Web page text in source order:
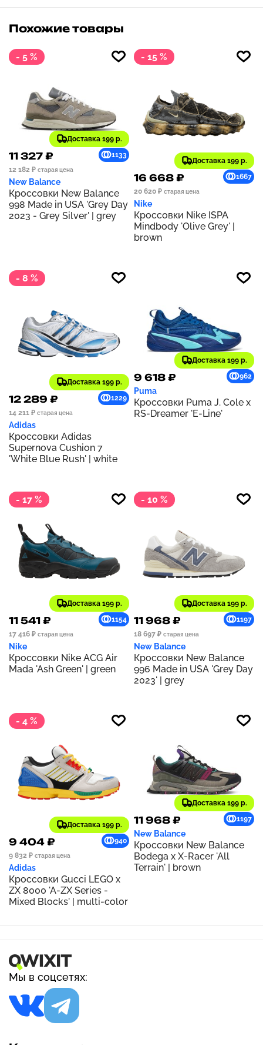
Похожие товары
- 5 %
Доставка 199 р.
11 327 ₽
1133
12 182 ₽ старая цена
New Balance
Кроссовки New Balance
998 Made in USA 'Grey Day
2023 - Grey Silver' | grey
- 15 %
Доставка 199 р.
16 668 ₽
1667
20 620 ₽ старая цена
Nike
Кроссовки Nike ISPA
Mindbody 'Olive Grey' |
brown
- 8 %
Доставка 199 р.
12 289 ₽
1229
14 211 ₽ старая цена
Adidas
Кроссовки Adidas
Supernova Cushion 7
'White Blue Rush' | white
Доставка 199 р.
9 618 ₽ 962
Puma
Кроссовки Puma J. Cole x
RS-Dreamer 'E-Line'
- 17 %
Доставка 199 р.
11 541 ₽
1154
17 416 ₽ старая цена
Nike
Кроссовки Nike ACG Air
Mada 'Ash Green' | green
- 10 %
Доставка 199 р.
11 968 ₽
1197
18 697 ₽ старая цена
New Balance
Кроссовки New Balance
996 Made in USA 'Grey Day
2023' | grey
- 4 %
Доставка 199 р.
9 404 ₽
940
9 832 ₽ старая цена
Adidas
Кроссовки Gucci LEGO x
ZX 8000 'A-ZX Series -
Mixed Blocks' | multi-color
Доставка 199 р.
11 968 ₽ 1197
New Balance
Кроссовки New Balance
Bodega x X-Racer 'All
Terrain' | brown
Мы в соцсетях: